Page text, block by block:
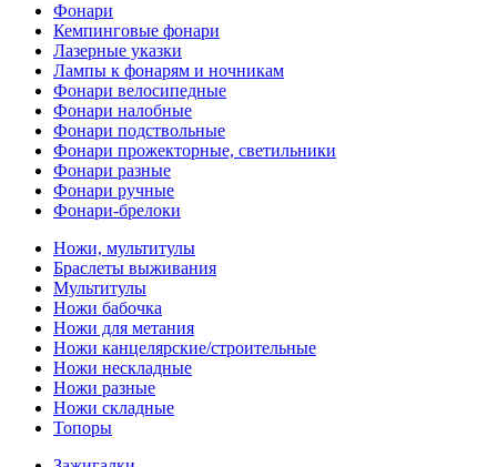
Фонари
Кемпинговые фонари
Лазерные указки
Лампы к фонарям и ночникам
Фонари велосипедные
Фонари налобные
Фонари подствольные
Фонари прожекторные, светильники
Фонари разные
Фонари ручные
Фонари-брелоки
Ножи, мультитулы
Браслеты выживания
Мультитулы
Ножи бабочка
Ножи для метания
Ножи канцелярские/строительные
Ножи нескладные
Ножи разные
Ножи складные
Топоры